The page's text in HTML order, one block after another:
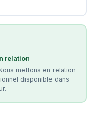
relation
mettons en relation
disponible dans